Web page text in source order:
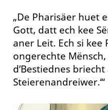
„De Pharisäer huet
Gott, datt ech kee
aner Leit. Ech si kee
ongerechte
d’Bestiednes
Steierenandreiwer.‘“